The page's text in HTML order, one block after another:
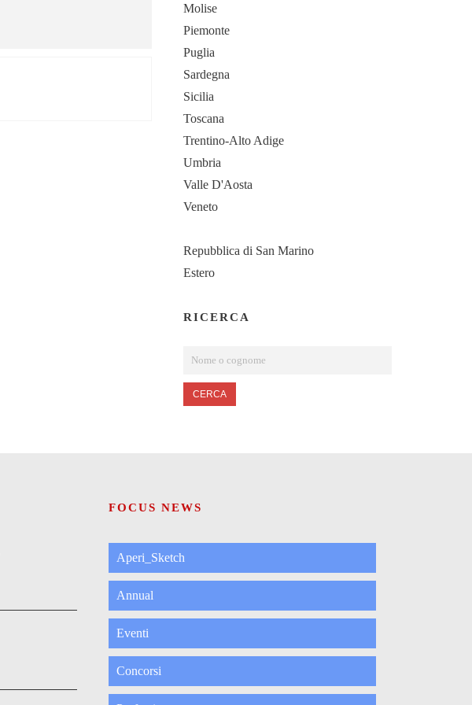
Molise
Piemonte
Puglia
Sardegna
Sicilia
Toscana
Trentino-Alto Adige
Umbria
Valle D'Aosta
Veneto
Repubblica di San Marino
Estero
RICERCA
CERCA
FOCUS NEWS
Aperi_Sketch
Annual
Eventi
Concorsi